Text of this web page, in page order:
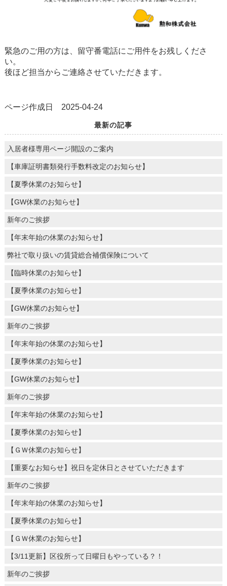
緊急のご用の方は、留守番電話にご用件をお残しくださ
い。
後ほど担当からご連絡させていただきます。
ページ作成日 2025-04-24
最新の記事
入居者様専用ページ開設のご案内
【車庫証明書類発行手数料改定のお知らせ】
【夏季休業のお知らせ】
【GW休業のお知らせ】
新年のご挨拶
【年末年始の休業のお知らせ】
弊社で取り扱いの賃貸総合補償保険について
【臨時休業のお知らせ】
【夏季休業のお知らせ】
【GW休業のお知らせ】
新年のご挨拶
【年末年始の休業のお知らせ】
【夏季休業のお知らせ】
【GW休業のお知らせ】
新年のご挨拶
【年末年始の休業のお知らせ】
【夏季休業のお知らせ】
【ＧＷ休業のお知らせ】
【重要なお知らせ】祝日を定休日とさせていただきます
新年のご挨拶
【年末年始の休業のお知らせ】
【夏季休業のお知らせ】
【ＧＷ休業のお知らせ】
【3/11更新】区役所って日曜日もやっている？！
新年のご挨拶